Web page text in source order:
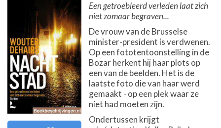
Een getroebleerd verleden laat zich
niet zomaar begraven...
De vrouw van de Brusselse
minister-president is verdwenen.
Op een fototentoonstelling in de
Bozar herkent hij haar plots op
een van de beelden. Het is de
laatste foto die van haar werd
gemaakt - op een plek waar ze
niet had moeten zijn.
Ondertussen krijgt